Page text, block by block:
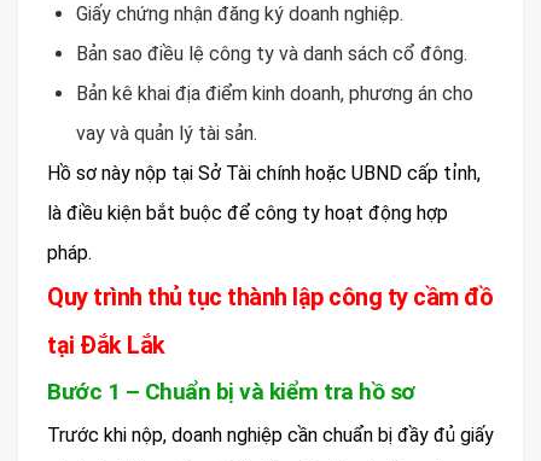
Giấy chứng nhận đăng ký doanh nghiệp.
Bản sao điều lệ công ty và danh sách cổ đông.
Bản kê khai địa điểm kinh doanh, phương án cho
vay và quản lý tài sản.
Hồ sơ này nộp tại Sở Tài chính hoặc UBND cấp tỉnh,
là điều kiện bắt buộc để công ty hoạt động hợp
pháp.
Quy trình thủ tục thành lập công ty cầm đồ
tại Đắk Lắk
Bước 1 – Chuẩn bị và kiểm tra hồ sơ
Trước khi nộp, doanh nghiệp cần chuẩn bị đầy đủ giấy